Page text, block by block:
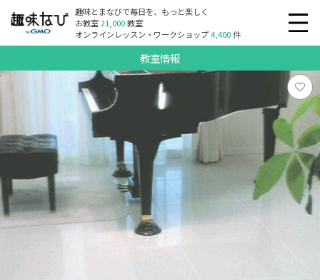
趣味とまなびで毎日を、もっと楽しく
お教室21,000教室
オンラインレッスン・ワークショップ4,400件
教室情報